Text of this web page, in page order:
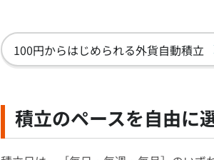
100円からはじめられる外貨自動積立
積立のペースを自由に